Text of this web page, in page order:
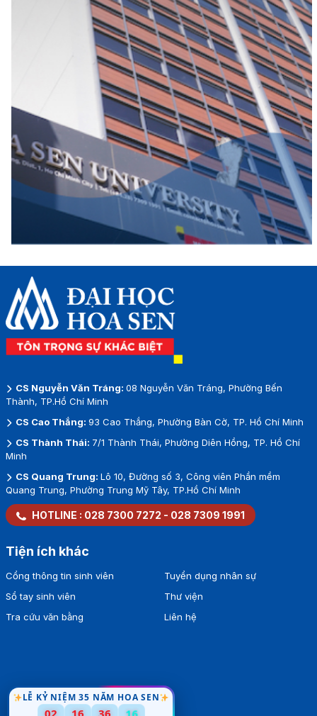
LỄ KỶ NIỆM 35 NĂM HOA SEN
02 16 36 15
CS Nguyễn Văn Tráng: 08 Nguyễn Văn Tráng, Phường Bến
Thành, TP.Hồ Chí Minh
CS Cao Thắng: 93 Cao Thắng, Phường Bàn Cờ, TP. Hồ Chí Minh
CS Thành Thái: 7/1 Thành Thái, Phường Diên Hồng, TP. Hồ Chí
Minh
CS Quang Trung: Lô 10, Đường số 3, Công viên Phần mềm
Quang Trung, Phường Trung Mỹ Tây, TP.Hồ Chí Minh
HOTLINE : 028 7300 7272 - 028 7309 1991
Tiện ích khác
Cổng thông tin sinh viên
Sổ tay sinh viên
Tra cứu văn bằng
Tuyển dụng nhân sự
Thư viện
Liên hệ